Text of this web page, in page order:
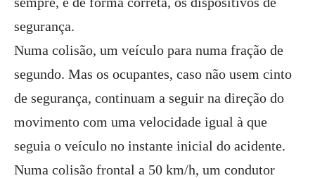
segurança.
Numa colisão, um veículo para numa fração de
segundo. Mas os ocupantes, caso não usem cinto
de segurança, continuam a seguir na direção do
movimento com uma velocidade igual à que
seguia o veículo no instante inicial do acidente.
Numa colisão frontal a 50 km/h, um condutor